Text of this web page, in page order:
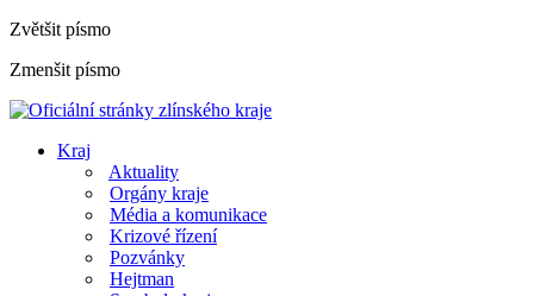
Zvětšit písmo
Zmenšit písmo
Kraj
Aktuality
Orgány kraje
Média a komunikace
Krizové řízení
Pozvánky
Hejtman